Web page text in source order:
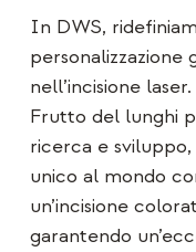
In DWS,
personalizzazione
nell’incisione laser.
Frutto del lunghi
ricerca e
unico al mondo
un’incisione
garantendo